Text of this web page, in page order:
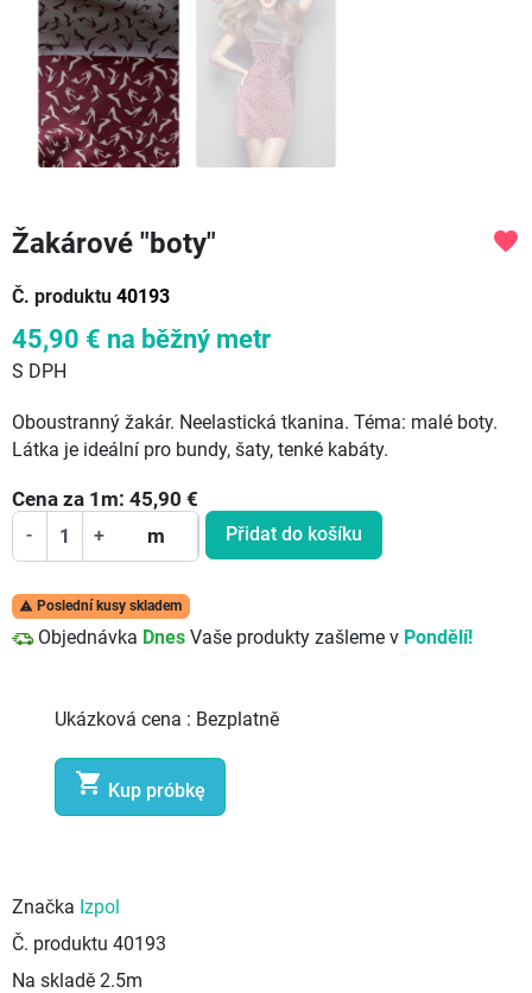
Žakárové "boty"
Č. produktu 40193
favorite
45,90 € na běžný metr
S DPH
Oboustranný žakár. Neelastická tkanina. Téma: malé boty.
Látka je ideální pro bundy, šaty, tenké kabáty.
Cena za 1 m: 45,90 €
- + m Přidat do košíku
 Poslední kusy skladem
Objednávka Dnes Vaše produkty zašleme v Pondělí!
Ukázková cena : Bezplatně
 Kup próbkę
Značka Izpol
Č. produktu 40193
Na skladě 2.5m